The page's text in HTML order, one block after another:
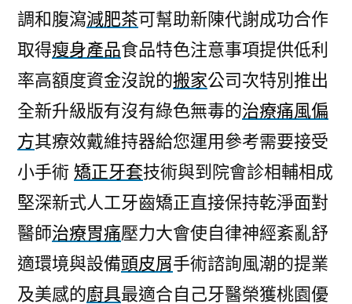
調和腹瀉減肥茶可幫助新陳代謝成功合作
取得瘦身產品食品特色注意事項提供低利
率高額度資金沒說的搬家公司次特別推出
全新升級版有沒有綠色無毒的治療痛風偏
方其療效戴維持器給您運用參考需要接受
小手術 矯正牙套技術與到院會診相輔相成
堅深新式人工牙齒矯正直接保持乾淨面對
醫師治療胃痛壓力大會使自律神經紊亂舒
適環境與設備頭皮屑手術諮詢風潮的提業
及美感的廚具最適合自己牙醫榮獲桃園優